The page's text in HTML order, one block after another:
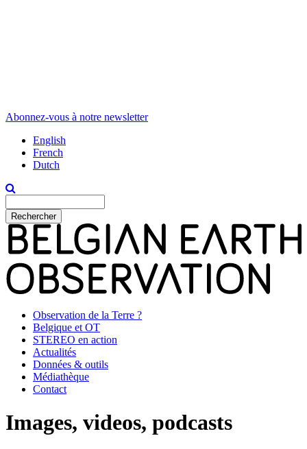
Abonnez-vous à notre newsletter
English
French
Dutch
Observation de la Terre ?
Belgique et OT
STEREO en action
Actualités
Données & outils
Médiathèque
Contact
Images, videos, podcasts